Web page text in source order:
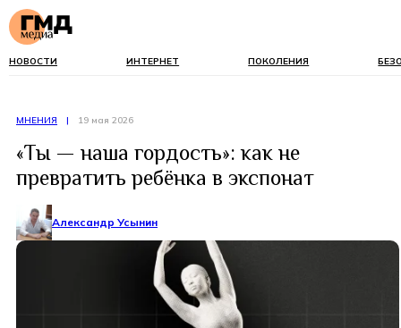
НОВОСТИ ИНТЕРНЕТ ПОКОЛЕНИЯ
МНЕНИЯ | 19 мая 2026
«Ты — наша гордость»: как не
превратить ребёнка в экспонат
Александр Усынин